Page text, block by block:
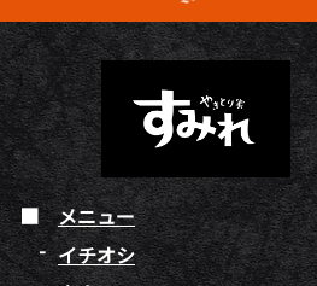
メニュー
イチオシ